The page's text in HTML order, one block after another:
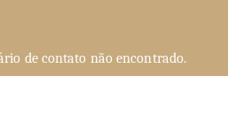
de contato não encontrado.